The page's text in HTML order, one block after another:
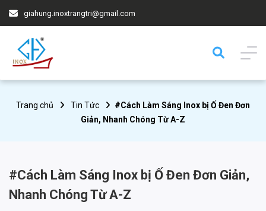
giahung.inoxtrangtri@gmail.com
Trang chủ Tin Tức
#Cách Làm Sáng Inox bị Ố Đen Đơn
Giản, Nhanh Chóng Từ A-Z
#Cách Làm Sáng Inox bị Ố Đen Đơn Giản,
Nhanh Chóng Từ A-Z